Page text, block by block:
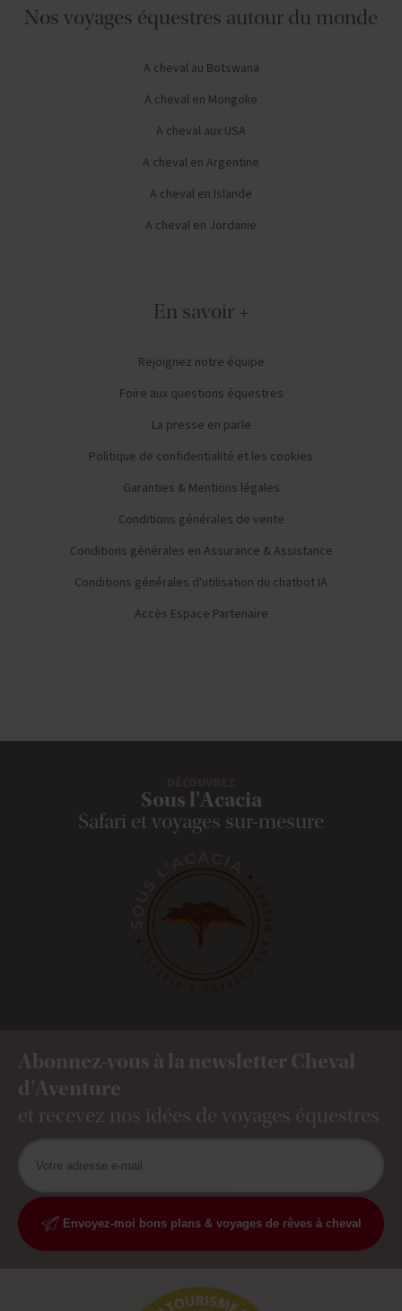
Nos voyages équestres autour du monde
A cheval au Botswana
A cheval en Mongolie
A cheval aux USA
A cheval en Argentine
A cheval en Islande
A cheval en Jordanie
En savoir +
Rejoignez notre équipe
Foire aux questions équestres
La presse en parle
Politique de confidentialité et les cookies
Garanties & Mentions légales
Conditions générales de vente
Conditions générales en Assurance & Assistance
Conditions générales d'utilisation du chatbot IA
Accès Espace Partenaire
Sous l'Acacia
Safari et voyages sur-mesure
Abonnez-vous à la newsletter Cheval
d'Aventure
et recevez nos idées de voyages équestres
Envoyez-moi bons plans & voyages de rêves à cheval